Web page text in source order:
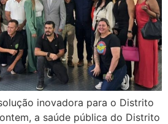
inovadora para o Distrito
a saúde pública do Distrito